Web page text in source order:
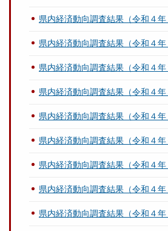
県内経済動向調査結果（令和４年
県内経済動向調査結果（令和４年
県内経済動向調査結果（令和４年
県内経済動向調査結果（令和４年
県内経済動向調査結果（令和４年
県内経済動向調査結果（令和４年
県内経済動向調査結果（令和４年
県内経済動向調査結果（令和４年
県内経済動向調査結果（令和４年